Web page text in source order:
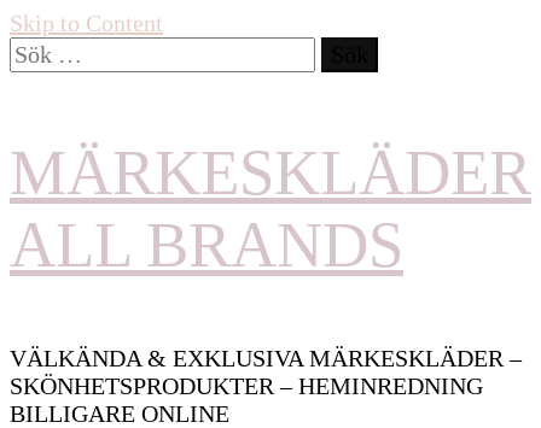
Skip to Content
Sök
efter:
MÄRKESKLÄDER
ALL BRANDS
VÄLKÄNDA & EXKLUSIVA MÄRKESKLÄDER –
SKÖNHETSPRODUKTER – HEMINREDNING
BILLIGARE ONLINE